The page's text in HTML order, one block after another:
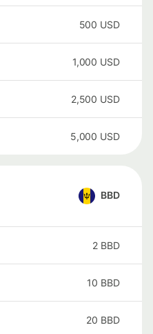
500 USD
1,000 USD
2,500 USD
5,000 USD
BBD
2 BBD
10 BBD
20 BBD